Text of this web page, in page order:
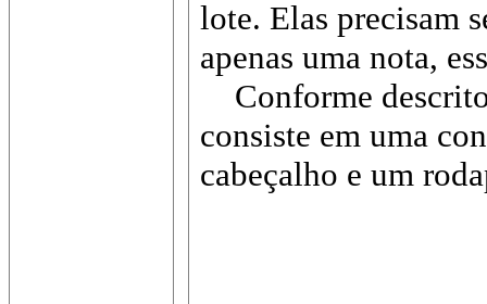
lote. Elas precisam
apenas uma nota,
Conforme
consiste em uma
cabeçalho e um